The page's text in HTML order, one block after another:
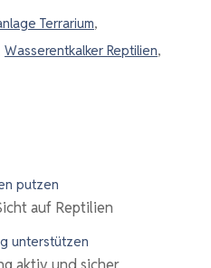
Terrarium,
Wasserentkalker Reptilien,
putzen
auf Reptilien
unterstützen